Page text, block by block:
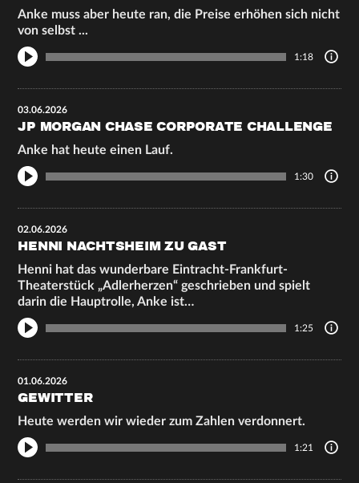
Anke muss aber heute ran, die Preise erhöhen sich nicht
von selbst ...
1:18
03.06.2026
JP MORGAN CHASE CORPORATE CHALLENGE
Anke hat heute einen Lauf.
1:30
02.06.2026
HENNI NACHTSHEIM ZU GAST
Henni hat das wunderbare Eintracht-Frankfurt-
Theaterstück „Adlerherzen“ geschrieben und spielt
darin die Hauptrolle, Anke ist…
1:25
01.06.2026
GEWITTER
Heute werden wir wieder zum Zahlen verdonnert.
1:21